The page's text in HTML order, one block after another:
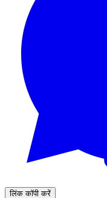
लिंक कॉपी करें